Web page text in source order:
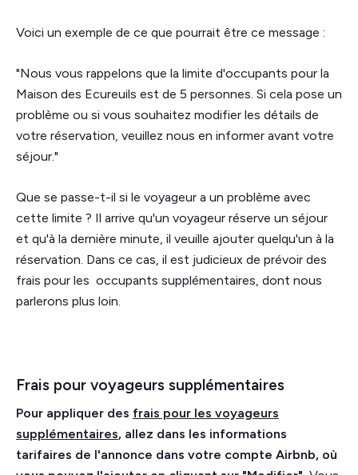
Voici un exemple de ce que pourrait être ce message :
"Nous vous rappelons que la limite d'occupants pour la
Maison des Ecureuils est de 5 personnes. Si cela pose un
problème ou si vous souhaitez modifier les détails de
votre réservation, veuillez nous en informer avant votre
séjour."
Que se passe-t-il si le voyageur a un problème avec
cette limite ? Il arrive qu'un voyageur réserve un séjour
et qu'à la dernière minute, il veuille ajouter quelqu'un à la
réservation. Dans ce cas, il est judicieux de prévoir des
frais pour les occupants supplémentaires, dont nous
parlerons plus loin.
Frais pour voyageurs supplémentaires
Pour appliquer des frais pour les voyageurs
supplémentaires, allez dans les informations
tarifaires de l'annonce dans votre compte Airbnb, où